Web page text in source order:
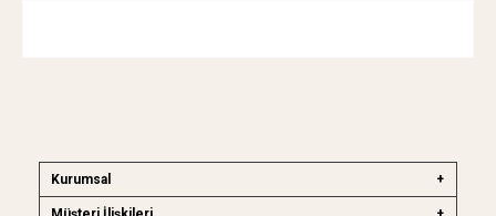
Kurumsal